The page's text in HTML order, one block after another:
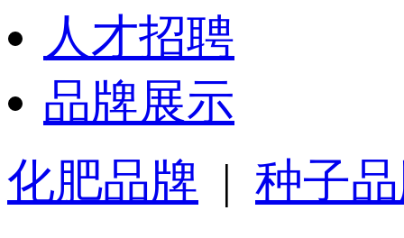
人才招聘
品牌展示
化肥品牌 | 种子